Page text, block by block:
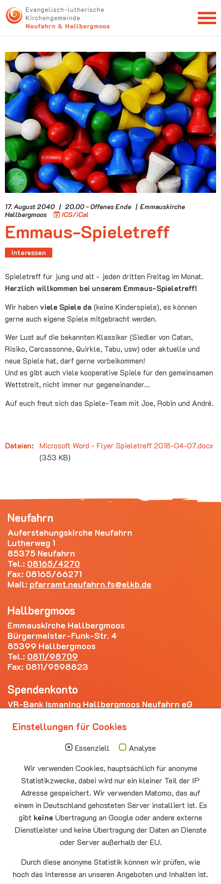
NEWSLETTER
17. August 2040 | 20.00 - Offenes Ende | Emmauskirche
Hallbergmoos
ICS/iCal
Emmaus-Spieletreff
Interessen
Spieletreff für jung und alt - jeden dritten Freitag im Monat.
Herzlich willkommen bei unserem Emmaus-Spieletreff!
Wir haben viele Spiele da (keine Kinderspiele), es können
gerne auch eigene Spiele mitgebracht werden.
Wer Lust auf die bekannten Klassiker (Siedler von Catan,
Risiko, Carcassonne, Quirkle, Tabu, usw) oder aktuelle und
neue Spiele hat, darf gerne vorbeikommen!
Und es gibt auch viele kooperative Spiele für den gemeinsamen
Wettstreit, nicht immer nur gegeneinander...
Auf euch freut sich das Spiele-Team mit Joe, Robin und André.
Dateien: Microsoft Word - Flyer Spieletreff 2018-04-07.docx
(353 KB)
Neufahrn
Auferstehungskirche Neufahrn
Lutherweg 1
85375 Neufahrn
Tel.: 08165/4270
Fax: 08165/66271
Mail: pfarramt.neufahrn.fs elkb.de
Hallbergmoos
Emmauskirche Hallbergmoos
Bürgermeister-Funk-Str. 4
85399 Hallbergmoos
Tel.: 0811/98709
Fax: 0811/9598823
Spendenkonto
VR-Bank Ismaning Hallbergmoos Neufahrn eG
Die nächsten Termine
10.00 - 11.00
Auferstehungskirche Neufahrn
Montag
15.00 - 17.00
10.08
Senioren-Spieletreff Neufahrn
Auferstehungskirche Neufahrn
Mittwoch
20.00 Offenes Ende
Godtimes
Facebook
Einstellungen für Cookies
Essenziell
Analyse
Wir verwenden Cookies, hauptsächlich für anonyme
Statistikzwecke, dabei wird nur ein kleiner Teil der IP
Adresse gespeichert. Wir verwenden Matomo, das auf
einem in Deutschland gehosteten Server installiert ist. Es
gibt keine Übertragung an Google oder andere externe
Dienstleister und keine Übertragung der Daten an Dienste
oder Server außerhalb der EU.
Durch diese anonyme Statistik können wir prüfen, wie
hoch das Interesse an unseren Angeboten und Inhalten ist.